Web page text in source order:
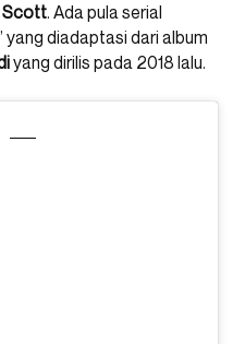
Scott. Ada pula serial
yang diadaptasi dari album
yang dirilis pada 2018 lalu.